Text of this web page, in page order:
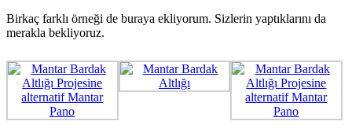
Birkaç farklı örneği de buraya ekliyorum. Sizlerin yaptıklarını da
merakla bekliyoruz.